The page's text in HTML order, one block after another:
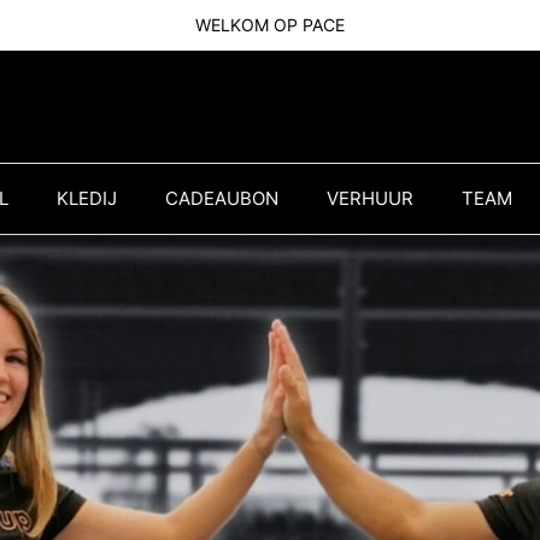
WELKOM OP PACE
KLEDIJ CADEAUBON VERHUUR TEAM